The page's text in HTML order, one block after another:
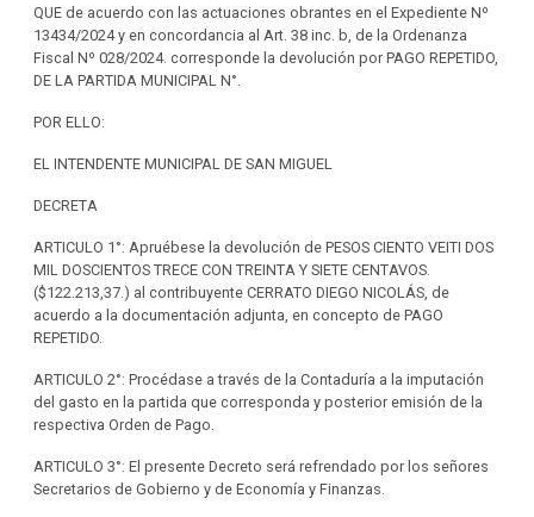
QUE de acuerdo con las actuaciones obrantes en el Expediente Nº
13434/2024 y en concordancia al Art. 38 inc. b, de la Ordenanza
Fiscal Nº 028/2024. corresponde la devolución por PAGO REPETIDO,
DE LA PARTIDA MUNICIPAL N°.
POR ELLO:
EL INTENDENTE MUNICIPAL DE SAN MIGUEL
DECRETA
ARTICULO 1°: Apruébese la devolución de PESOS CIENTO VEITI DOS
MIL DOSCIENTOS TRECE CON TREINTA Y SIETE CENTAVOS.
($122.213,37.) al contribuyente CERRATO DIEGO NICOLÁS, de
acuerdo a la documentación adjunta, en concepto de PAGO
REPETIDO.
ARTICULO 2°: Procédase a través de la Contaduría a la imputación
del gasto en la partida que corresponda y posterior emisión de la
respectiva Orden de Pago.
ARTICULO 3°: El presente Decreto será refrendado por los señores
Secretarios de Gobierno y de Economía y Finanzas.